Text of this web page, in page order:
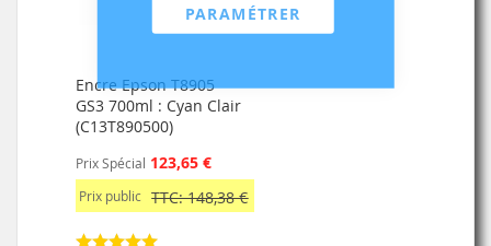
PARAMÉTRER
Encre Epson T8905
GS3 700ml : Cyan Clair
(C13T890500)
Prix Spécial 123,65 €
Prix public TTC: 148,38 €